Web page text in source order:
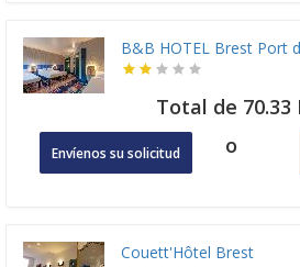
B&B HOTEL Brest Port
Total de 70.33
Envíenos su solicitud o
Couett'Hôtel Brest